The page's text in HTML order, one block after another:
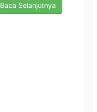
Baca Selanjutnya